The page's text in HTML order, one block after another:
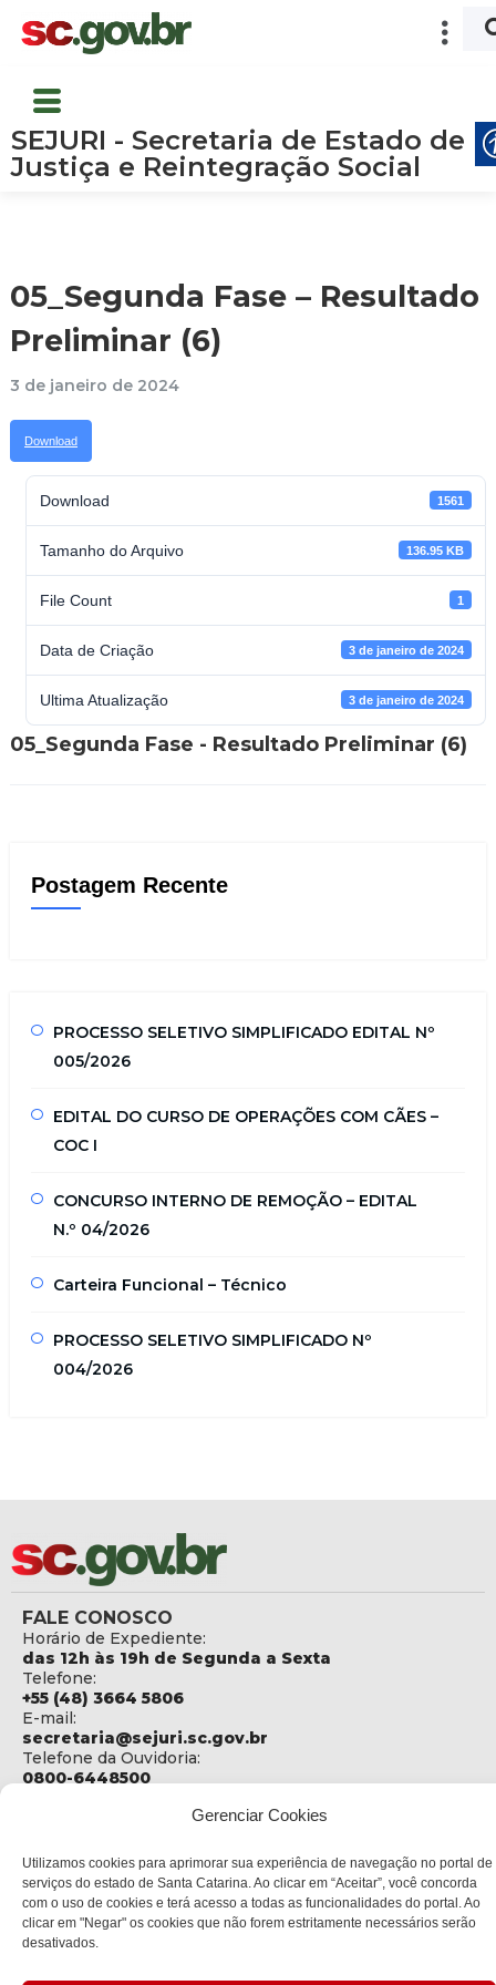
Gerenciar Cookies
Utilizamos cookies para aprimorar sua experiência de navegação no portal de
serviços do estado de Santa Catarina. Ao clicar em “Aceitar”, você concorda
com o uso de cookies e terá acesso a todas as funcionalidades do portal. Ao
clicar em "Negar" os cookies que não forem estritamente necessários serão
desativados.
SEJURI - Secretaria de Estado de
Justiça e Reintegração Social
05_Segunda Fase – Resultado
Preliminar (6)
3 de janeiro de 2024
Download
Download 1561
Tamanho do Arquivo 136.95 KB
File Count 1
Data de Criação 3 de janeiro de 2024
Ultima Atualização 3 de janeiro de 2024
05_Segunda Fase - Resultado Preliminar (6)
Postagem Recente
PROCESSO SELETIVO SIMPLIFICADO EDITAL Nº
005/2026
EDITAL DO CURSO DE OPERAÇÕES COM CÃES –
COC I
CONCURSO INTERNO DE REMOÇÃO – EDITAL
N.º 04/2026
Carteira Funcional – Técnico
PROCESSO SELETIVO SIMPLIFICADO Nº
004/2026
FALE CONOSCO
Horário de Expediente:
das 12h às 19h de Segunda a Sexta
Telefone:
+55 (48) 3664 5806
E-mail:
secretaria@sejuri.sc.gov.br
Telefone da Ouvidoria:
0800-6448500
Social
Rua Fúlvio Aducci, 1214 - Loja 06
Bairro:
Estreito - Florianópolis - SC
88075-000